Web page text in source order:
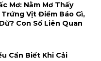
Mơ: Nằm Mơ Thấy
Trứng Vịt Điềm Báo Gì,
Con Số Liên Quan
Cần Biết Khi Cải